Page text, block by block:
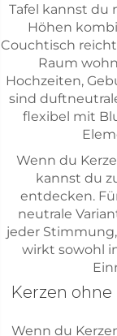
Tafel kannst du
Höhen
Couchtisch
Raum
Hochzeiten,
sind
flexibel mit
Wenn du
kannst du
entdecken.
neutrale
jeder
wirkt sowohl
Kerzen
Wenn du